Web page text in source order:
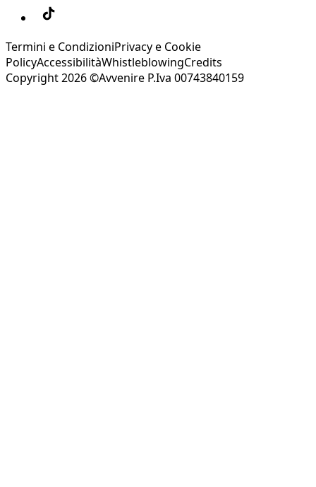
Termini e CondizioniPrivacy e Cookie
PolicyAccessibilitàWhistleblowingCredits
Copyright 2026 ©Avvenire P.Iva 00743840159